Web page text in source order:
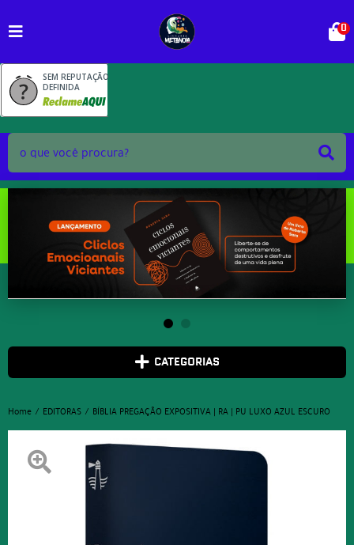
SEM REPUTAÇÃO
DEFINIDA
0
CATEGORIAS
Home EDITORAS BÍBLIA PREGAÇÃO EXPOSITIVA | RA | PU LUXO AZUL ESCURO